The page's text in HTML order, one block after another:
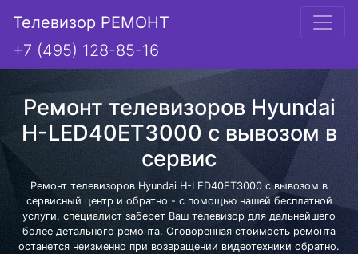
Телевизор РЕМОНТ
+7 (495) 128-85-16
Ремонт телевизоров Hyundai
H-LED40ET3000 с вывозом в
сервис
Ремонт телевизоров Hyundai H-LED40ET3000 с вывозом в
сервисный центр и обратно - с помощью нашей бесплатной
услуги, специалист заберет Ваш телевизор для дальнейшего
более детального ремонта. Оговоренная стоимость ремонта
останется неизменно при возвращении видеотехники обратно.